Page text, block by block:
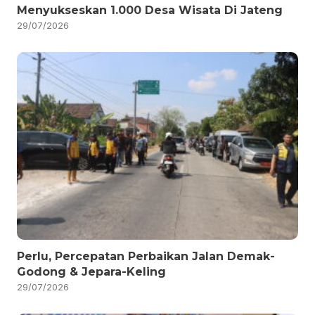
Menyukseskan 1.000 Desa Wisata Di Jateng
29/07/2026
Perlu, Percepatan Perbaikan Jalan Demak-
Godong & Jepara-Keling
29/07/2026